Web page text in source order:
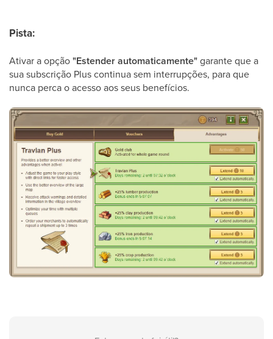
Pista:
Ativar a opção"Estender automaticamente"garante que a
sua subscrição Plus continua sem interrupções, para que
nunca perca o acesso aos seus benefícios.